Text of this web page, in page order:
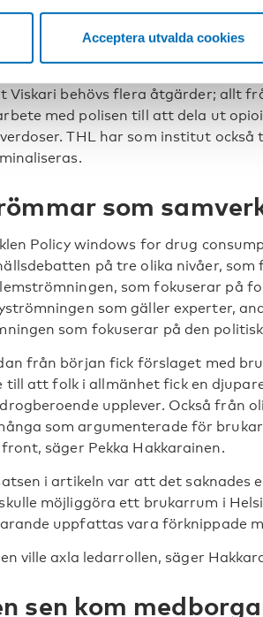
Acceptera utvalda cookies
är en del av den
är brukarrum bara en
Viskari behövs flera åtgärder; allt
med polisen till att dela ut
THL har som institut
som
Policy windows for drug
på tre olika nivåer,
som fokuserar på
som gäller experter,
som fokuserar på den
från början fick förslaget med
till att folk i allmänhet fick en
upplever. Också från
som argumenterade för
säger Pekka Hakkarainen.
i artikeln var att det saknades
möjliggöra ett brukarrum i
uppfattas vara förknippade
ville axla ledarrollen, säger
sen kom